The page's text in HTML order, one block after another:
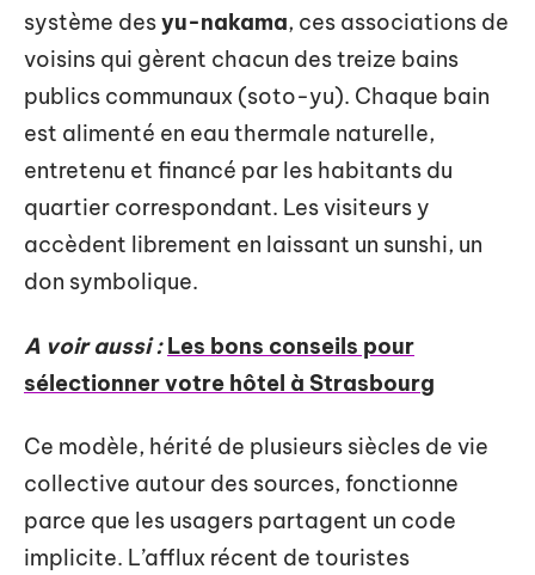
système desyu-nakama, ces associations de
voisins qui gèrent chacun des treize bains
publics communaux (soto-yu). Chaque bain
est alimenté en eau thermale naturelle,
entretenu et financé par les habitants du
quartier correspondant. Les visiteurs y
accèdent librement en laissant un sunshi, un
don symbolique.
A voir aussi : Les bons conseils pour
sélectionner votre hôtel à Strasbourg
Ce modèle, hérité de plusieurs siècles de vie
collective autour des sources, fonctionne
parce que les usagers partagent un code
implicite. L’afflux récent de touristes